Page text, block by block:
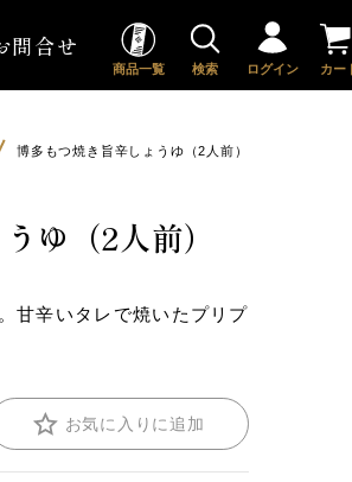
問合せ
商品一覧 検索 ログイン カー
博多もつ焼き旨辛しょうゆ（2人前）
ゆ（2人前）
甘辛いタレで焼いたプリプ
お気に入りに追加